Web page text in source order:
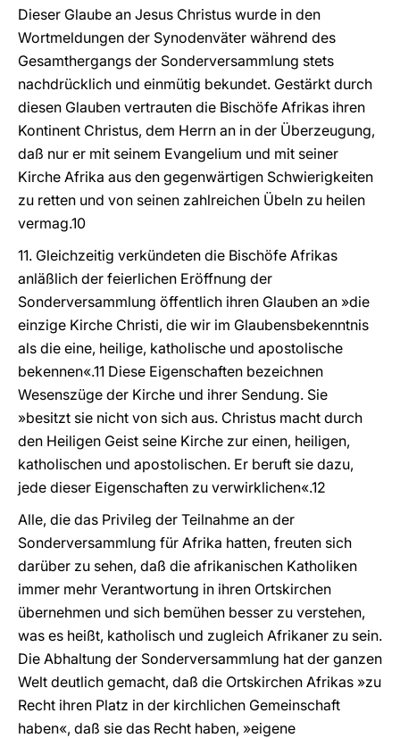
Dieser Glaube an Jesus Christus wurde in den
Wortmeldungen der Synodenväter während des
Gesamthergangs der Sonderversammlung stets
nachdrücklich und einmütig bekundet. Gestärkt durch
diesen Glauben vertrauten die Bischöfe Afrikas ihren
Kontinent Christus, dem Herrn an in der Überzeugung,
daß nur er mit seinem Evangelium und mit seiner
Kirche Afrika aus den gegenwärtigen Schwierigkeiten
zu retten und von seinen zahlreichen Übeln zu heilen
vermag.10
11. Gleichzeitig verkündeten die Bischöfe Afrikas
anläßlich der feierlichen Eröffnung der
Sonderversammlung öffentlich ihren Glauben an »die
einzige Kirche Christi, die wir im Glaubensbekenntnis
als die eine, heilige, katholische und apostolische
bekennen«.11 Diese Eigenschaften bezeichnen
Wesenszüge der Kirche und ihrer Sendung. Sie
»besitzt sie nicht von sich aus. Christus macht durch
den Heiligen Geist seine Kirche zur einen, heiligen,
katholischen und apostolischen. Er beruft sie dazu,
jede dieser Eigenschaften zu verwirklichen«.12
Alle, die das Privileg der Teilnahme an der
Sonderversammlung für Afrika hatten, freuten sich
darüber zu sehen, daß die afrikanischen Katholiken
immer mehr Verantwortung in ihren Ortskirchen
übernehmen und sich bemühen besser zu verstehen,
was es heißt, katholisch und zugleich Afrikaner zu sein.
Die Abhaltung der Sonderversammlung hat der ganzen
Welt deutlich gemacht, daß die Ortskirchen Afrikas »zu
Recht ihren Platz in der kirchlichen Gemeinschaft
haben«, daß sie das Recht haben, »eigene